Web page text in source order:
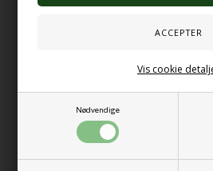
Nødvendige
Vis cookie
Tyngde tæppe eller
være afgørende for valg af det rette
velegnet til brug i dagtimerne eller
almindelig dyne. Tyngdetæppet er
med fokus på vægtstimulering og